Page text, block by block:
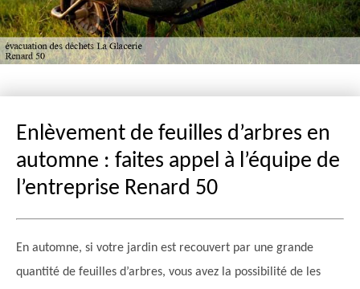
Enlèvement de feuilles d’arbres en
automne : faites appel à l’équipe de
l’entreprise Renard 50
En automne, si votre jardin est recouvert par une grande
quantité de feuilles d’arbres, vous avez la possibilité de les